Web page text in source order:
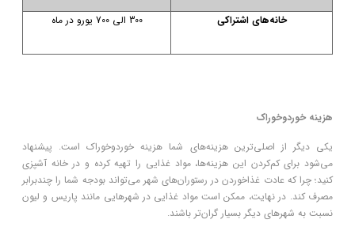
خانه‌های اشتراکی 300 الی 700 یورو در ماه
هزینه خوردوخوراک
یکی دیگر از اصلی‌ترین هزینه‌های شما هزینه خوردوخوراک است. پیشنهاد
می‌شود برای کم‌کردن این هزینه‌ها، مواد غذایی را تهیه کرده و در خانه آشپزی
کنید؛ چرا که عادت غذاخوردن در رستوران‌های شهر می‌تواند بودجه شما را چندبرابر
مصرف کند. در نهایت، ممکن است مواد غذایی در شهرهایی مانند پاریس و لیون
نسبت به شهرهای دیگر بسیار گران‌تر باشند.